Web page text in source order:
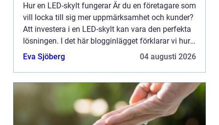
Hur en LED-skylt fungerar Är du en företagare som
vill locka till sig mer uppmärksamhet och kunder?
Att investera i en LED-skylt kan vara den perfekta
lösningen. I det här blogginlägget förklarar vi hur
LED-skyltar fungerar och varför de är ett så ef...
Eva Sjöberg 04 augusti 2026